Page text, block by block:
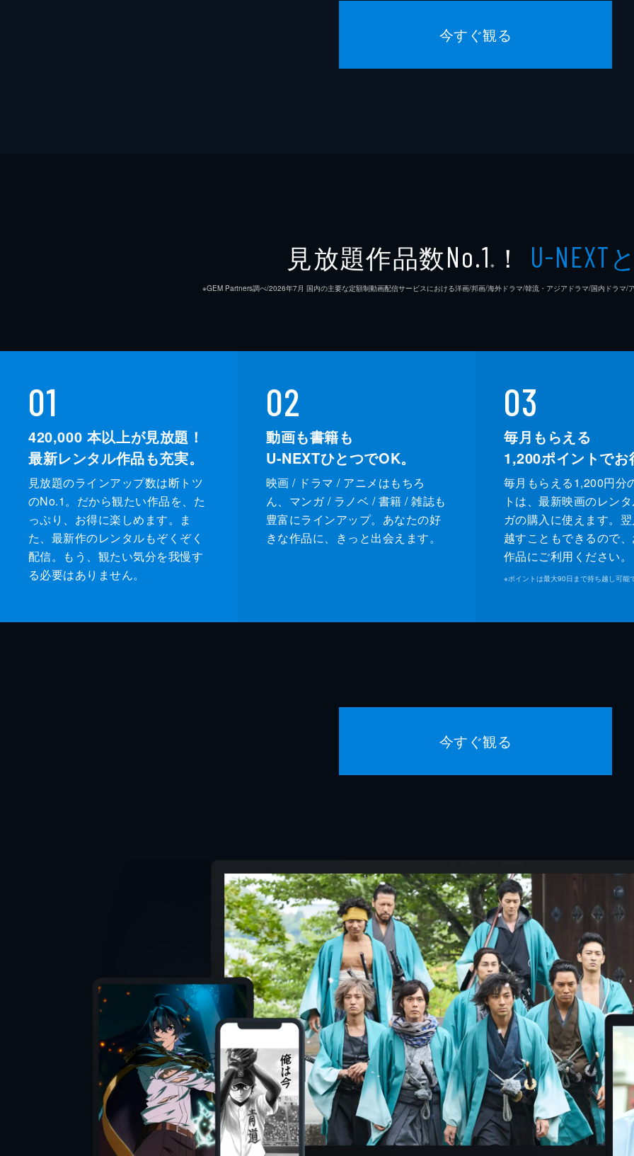
今すぐ観る
見放題作品数No.1 ※ ！ U-NEXT
※GEM Partners調べ/2026年7⽉ 国内の主要な定額制動画配信サービスにおける洋画/邦画/海外ドラマ/韓流・アジアドラマ/国内ドラマ/
01
420,000 本以上が見放題！
最新レンタル作品も充実。
見放題のラインアップ数は断トツ
のNo.1。だから観たい作品を、た
っぷり、お得に楽しめます。ま
た、最新作のレンタルもぞくぞく
配信。もう、観たい気分を我慢す
る必要はありません。
02
動画も書籍も
U-NEXTひとつでOK。
映画 / ドラマ / アニメはもちろ
ん、マンガ / ラノベ / 書籍 / 雑誌も
豊富にラインアップ。あなたの好
きな作品に、きっと出会えます。
03
毎月もらえる
1,200ポイントでお
毎月もらえる1,200円分
トは、最新映画のレン
ガの購入に使えます。
越すこともできるので
作品にご利用ください。
※ポイントは最大90日まで持ち越し可能
今すぐ観る